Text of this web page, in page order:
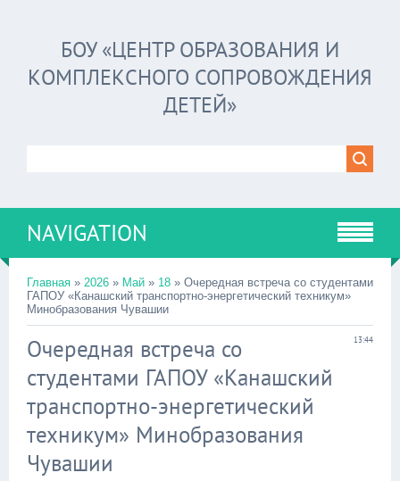
БОУ «ЦЕНТР ОБРАЗОВАНИЯ И
КОМПЛЕКСНОГО СОПРОВОЖДЕНИЯ
ДЕТЕЙ»
NAVIGATION
Главная » 2026 » Май » 18 » Очередная встреча со студентами
ГАПОУ «Канашский транспортно-энергетический техникум»
Минобразования Чувашии
13:44
Очередная встреча со
студентами ГАПОУ «Канашский
транспортно-энергетический
техникум» Минобразования
Чувашии